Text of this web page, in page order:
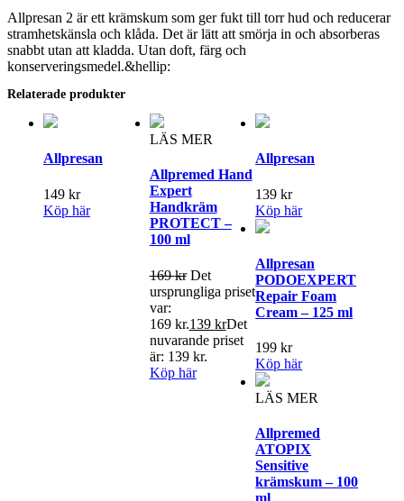
Allpresan 2 är ett krämskum som ger fukt till torr hud och reducerar
stramhetskänsla och klåda. Det är lätt att smörja in och absorberas
snabbt utan att kladda. Utan doft, färg och
konserveringsmedel.&hellip:
Relaterade produkter
Allpresan
149 kr
Köp här
LÄS MER
Allpremed Hand
Expert
Handkräm
PROTECT –
100 ml
169kr Det
ursprungliga priset
var:
169 kr.139 krDet
nuvarande priset
är: 139 kr.
Köp här
Allpresan
139kr
Köp här
Allpresan
PODOEXPERT
Repair Foam
Cream – 125 ml
199kr
Köp här
LÄS MER
Allpremed
ATOPIX
Sensitive
krämskum – 100